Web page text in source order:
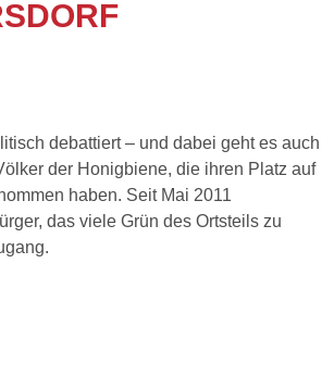
debattiert – und dabei geht es auch
der Honigbiene, die ihren Platz auf
haben. Seit Mai 2011
das viele Grün des Ortsteils zu